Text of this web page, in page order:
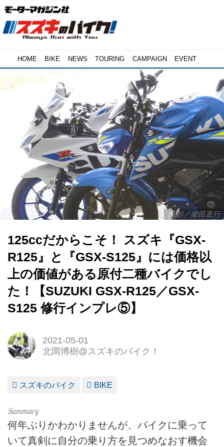
HOME BIKE NEWS TOURING CAMPAIGN EVENT
撮影／柴田直行
125ccだからこそ！ スズキ『GSX-
R125』と『GSX-S125』には価格以
上の価値がある原付二種バイクでし
た！【SUZUKI GSX-R125／GSX-
S125 修行インプレ⑤】
2021-05-01
北岡博樹@スズキのバイク！
スズキのバイク BIKE
何年ぶりかわかりませんが、バイクに乗って
いて真剣に自分の乗り方を見つめなおす機会